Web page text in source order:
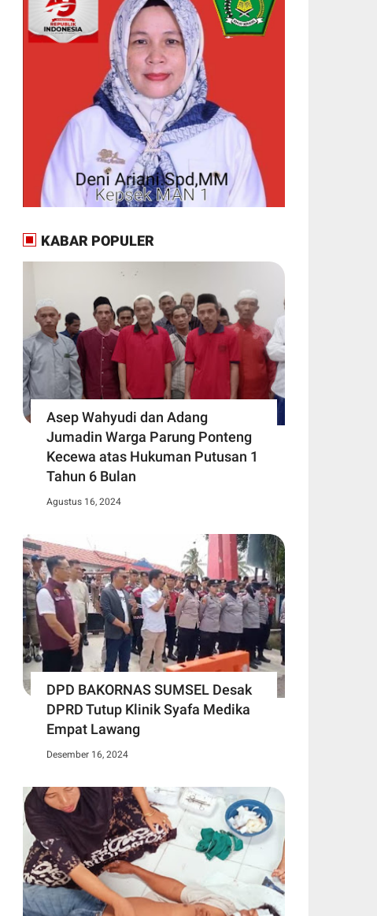
KABAR POPULER
Asep Wahyudi dan Adang
Jumadin Warga Parung Ponteng
Kecewa atas Hukuman Putusan 1
Tahun 6 Bulan
Agustus 16, 2024
DPD BAKORNAS SUMSEL Desak
DPRD Tutup Klinik Syafa Medika
Empat Lawang
Desember 16, 2024